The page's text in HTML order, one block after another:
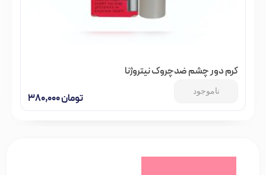
کرم دور چشم ضدچروک نیتروژنا
تومان
ناموجود